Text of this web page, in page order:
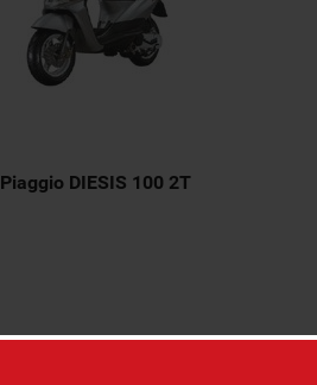
Piaggio DIESIS 100 2T